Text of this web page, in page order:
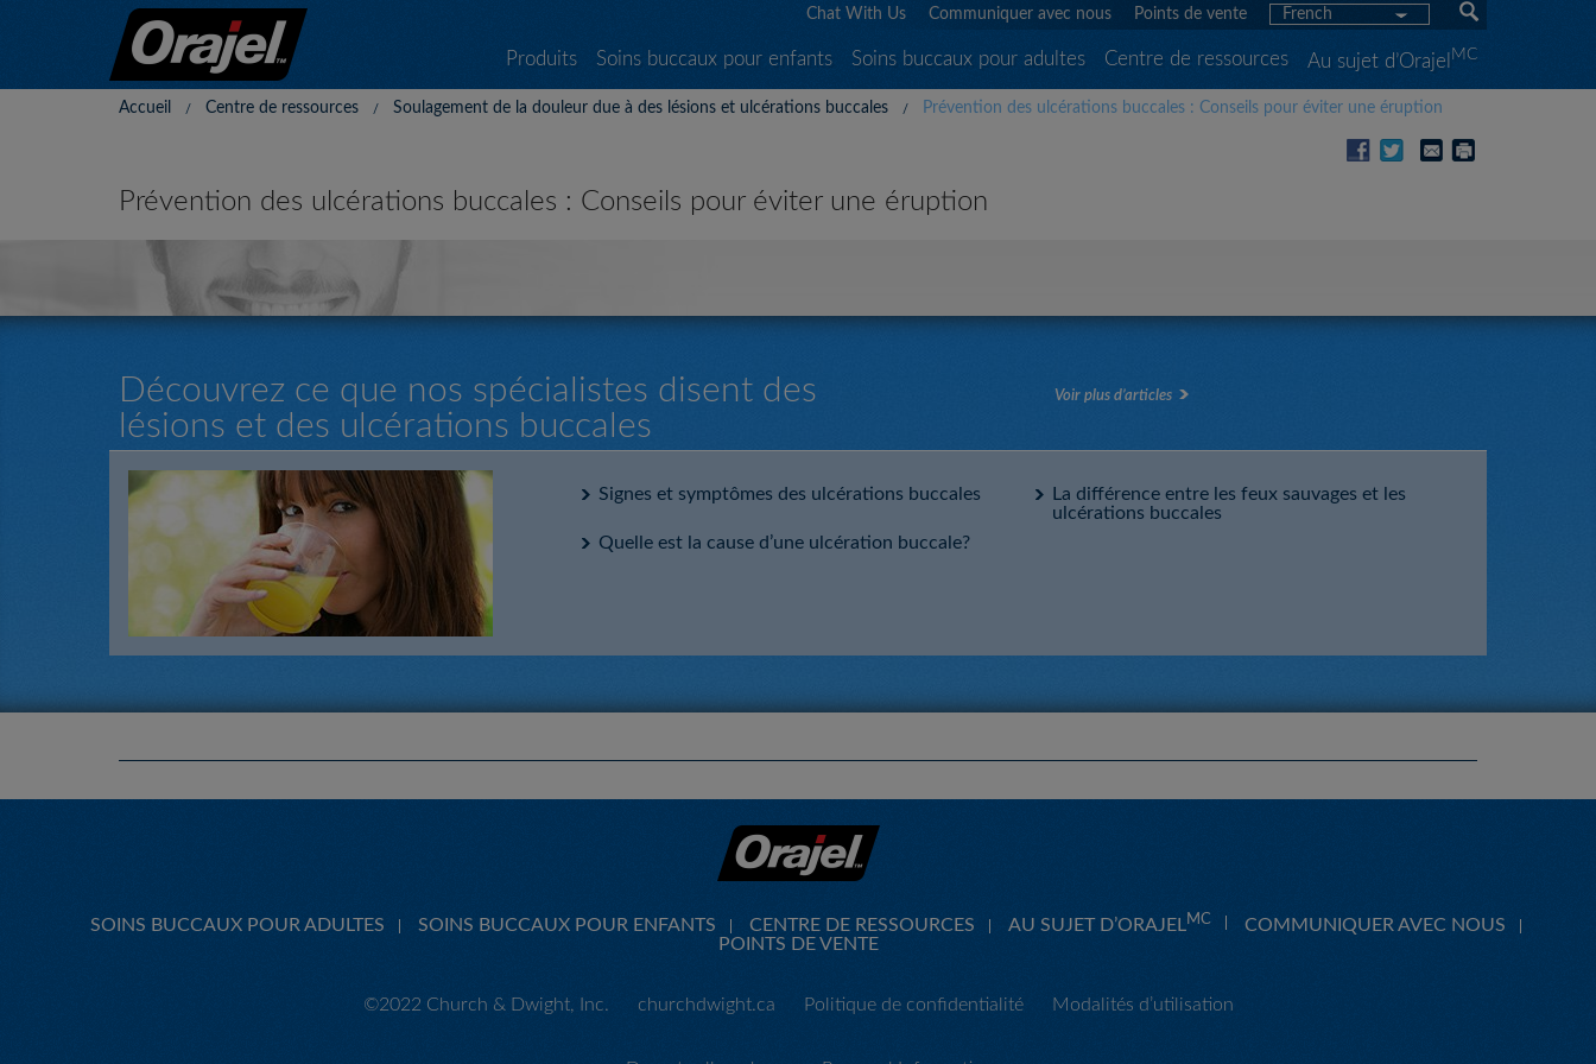
Chat With Us Communiquer avec nous Points de vente French
Produits Soins buccaux pour enfants Soins buccaux pour adultes Centre de ressources Au sujet d’Orajel MC
Accueil Centre de ressources Soulagement de la douleur due à des lésions et ulcérations buccales Prévention des ulcérations buccales : Conseils pour éviter une éruption
Prévention des ulcérations buccales : Conseils pour éviter une éruption
Découvrez ce que nos spécialistes disent des
lésions et des ulcérations buccales
Voir plus d’articles
Signes et symptômes des ulcérations buccales
Quelle est la cause d’une ulcération buccale?
La différence entre les feux sauvages et les
ulcérations buccales
SOINS BUCCAUX POUR ADULTES SOINS BUCCAUX POUR ENFANTS CENTRE DE RESSOURCES AU SUJET D’ORAJELMC
COMMUNIQUER AVEC NOUS
POINTS DE VENTE
©2022 Church & Dwight, Inc. churchdwight.ca Politique de confidentialité Modalités d’utilisation